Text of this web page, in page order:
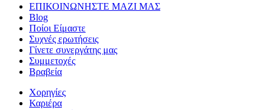
ΕΠΙΚΟΙΝΩΝΗΣΤΕ ΜΑΖΙ ΜΑΣ
Blog
Ποίοι Είμαστε
Συχνές ερωτήσεις
Γίνετε συνεργάτης μας
Συμμετοχές
Βραβεία
Χορηγίες
Καριέρα